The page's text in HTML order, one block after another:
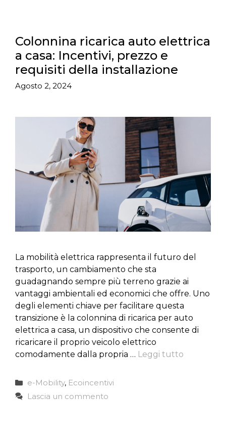
Colonnina ricarica auto elettrica
a casa: Incentivi, prezzo e
requisiti della installazione
Agosto 2, 2024
La mobilità elettrica rappresenta il futuro del
trasporto, un cambiamento che sta
guadagnando sempre più terreno grazie ai
vantaggi ambientali ed economici che offre. Uno
degli elementi chiave per facilitare questa
transizione è la colonnina di ricarica per auto
elettrica a casa, un dispositivo che consente di
ricaricare il proprio veicolo elettrico
comodamente dalla propria … Leggi tutto
Categorie
e-Mobility, Ecoincentivi
Lascia un commento